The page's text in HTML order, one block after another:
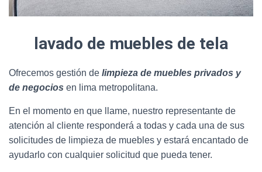
lavado de muebles de tela
Ofrecemos gestión de limpieza de muebles privados y
de negocios en lima metropolitana.
En el momento en que llame, nuestro representante de
atención al cliente responderá a todas y cada una de sus
solicitudes de limpieza de muebles y estará encantado de
ayudarlo con cualquier solicitud que pueda tener.